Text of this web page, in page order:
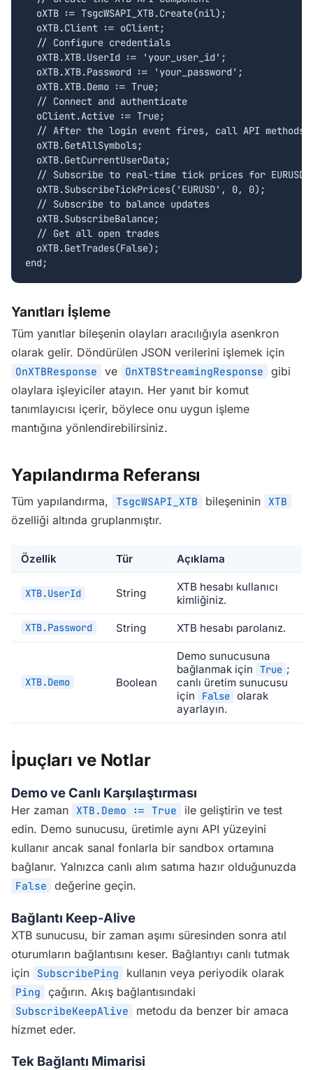
  oXTB := TsgcWSAPI_XTB.Create(nil);
  oXTB.Client := oClient;
  // Configure credentials
  oXTB.XTB.UserId := 'your_user_id';
  oXTB.XTB.Password := 'your_password';
  oXTB.XTB.Demo := True;
  // Connect and authenticate
  oClient.Active := True;
  // After the login event fires, call API methods:
  oXTB.GetAllSymbols;
  oXTB.GetCurrentUserData;
  // Subscribe to real-time tick prices for EURUSD
  oXTB.SubscribeTickPrices('EURUSD', 0, 0);
  // Subscribe to balance updates
  oXTB.SubscribeBalance;
  // Get all open trades
  oXTB.GetTrades(False);
end;
Yanıtları İşleme
Tüm yanıtlar bileşenin olayları aracılığıyla asenkron
olarak gelir. Döndürülen JSON verilerini işlemek için
OnXTBResponse ve OnXTBStreamingResponse
gibi
olaylara işleyiciler atayın. Her yanıt bir komut
tanımlayıcısı içerir, böylece onu uygun işleme
mantığına yönlendirebilirsiniz.
Yapılandırma Referansı
Tüm yapılandırma, TsgcWSAPI_XTB bileşeninin XTB
özelliği altında gruplanmıştır.
Özellik Tür Açıklama
XTB.UserId String
XTB hesabı kullanıcı
kimliğiniz.
XTB.Password String XTB hesabı parolanız.
XTB.Demo Boolean
Demo sunucusuna
bağlanmak için
True ;
canlı üretim sunucusu
için
False olarak
ayarlayın.
İpuçları ve Notlar
Demo ve Canlı Karşılaştırması
Her zaman XTB.Demo := True
ile geliştirin ve test
edin. Demo sunucusu, üretimle aynı API yüzeyini
kullanır ancak sanal fonlarla bir sandbox ortamına
bağlanır. Yalnızca canlı alım satıma hazır olduğunuzda
False değerine geçin.
Bağlantı Keep-Alive
XTB sunucusu, bir zaman aşımı süresinden sonra atıl
oturumların bağlantısını keser. Bağlantıyı canlı tutmak
için
SubscribePing kullanın veya periyodik olarak
Ping çağırın. Akış bağlantısındaki
SubscribeKeepAlive
metodu da benzer bir amaca
hizmet eder.
Tek Bağlantı Mimarisi